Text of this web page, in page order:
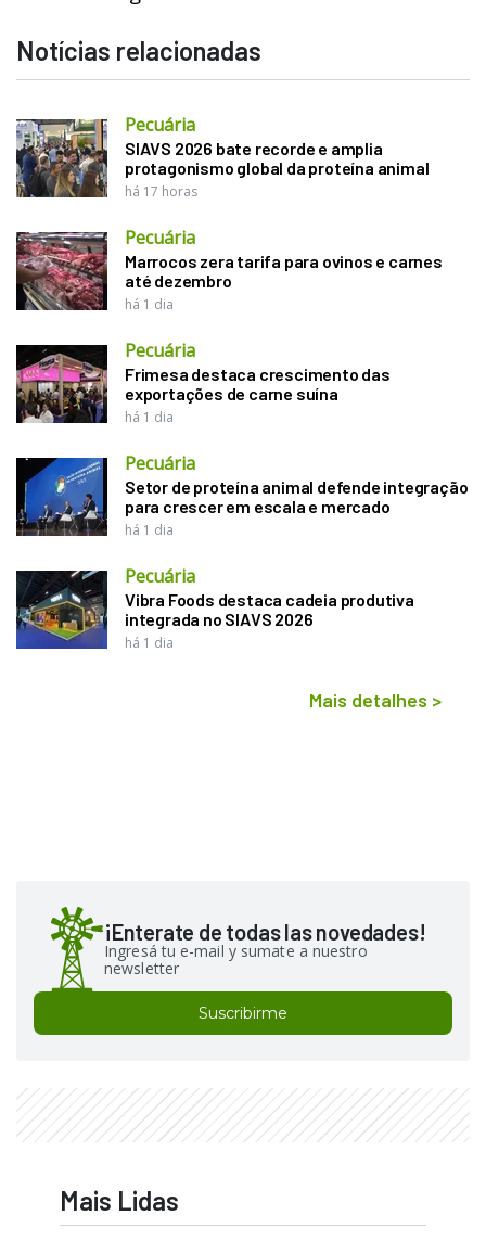
Notícias relacionadas
Pecuária
SIAVS 2026 bate recorde e amplia
protagonismo global da proteína animal
há 17 horas
Pecuária
Marrocos zera tarifa para ovinos e carnes
até dezembro
há 1 dia
Pecuária
Frimesa destaca crescimento das
exportações de carne suína
há 1 dia
Pecuária
Setor de proteína animal defende integração
para crescer em escala e mercado
há 1 dia
Pecuária
Vibra Foods destaca cadeia produtiva
integrada no SIAVS 2026
há 1 dia
Mais detalhes >
¡Enterate de todas las novedades!
Ingresá tu e-mail y sumate a nuestro
newsletter
Suscribirme
Mais Lidas